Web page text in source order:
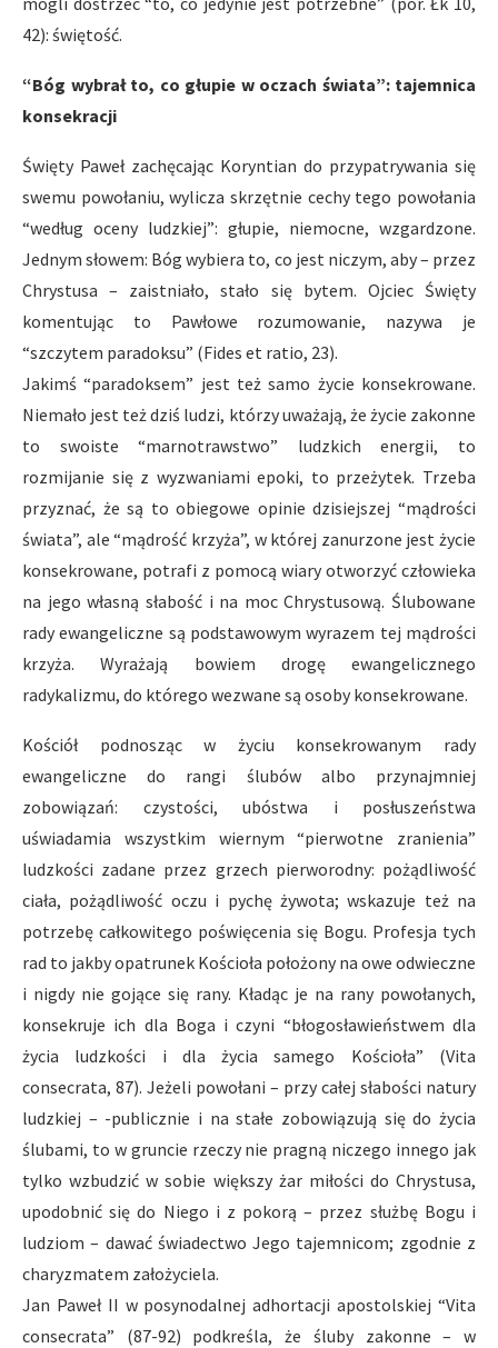
42): świętość.
“Bóg wybrał to, co głupie w oczach świata”: tajemnica
konsekracji
Święty Paweł zachęcając Koryntian do przypatrywania się
swemu powołaniu, wylicza skrzętnie cechy tego powołania
“według oceny ludzkiej”: głupie, niemocne, wzgardzone.
Jednym słowem: Bóg wybiera to, co jest niczym, aby – przez
Chrystusa – zaistniało, stało się bytem. Ojciec Święty
komentując to Pawłowe rozumowanie, nazywa je
“szczytem paradoksu” (Fides et ratio, 23).
Jakimś “paradoksem” jest też samo życie konsekrowane.
Niemało jest też dziś ludzi, którzy uważają, że życie zakonne
to swoiste “marnotrawstwo” ludzkich energii, to
rozmijanie się z wyzwaniami epoki, to przeżytek. Trzeba
przyznać, że są to obiegowe opinie dzisiejszej “mądrości
świata”, ale “mądrość krzyża”, w której zanurzone jest życie
konsekrowane, potrafi z pomocą wiary otworzyć człowieka
na jego własną słabość i na moc Chrystusową. Ślubowane
rady ewangeliczne są podstawowym wyrazem tej mądrości
krzyża. Wyrażają bowiem drogę ewangelicznego
radykalizmu, do którego wezwane są osoby konsekrowane.
Kościół podnosząc w życiu konsekrowanym rady
ewangeliczne do rangi ślubów albo przynajmniej
zobowiązań: czystości, ubóstwa i posłuszeństwa
uświadamia wszystkim wiernym “pierwotne zranienia”
ludzkości zadane przez grzech pierworodny: pożądliwość
ciała, pożądliwość oczu i pychę żywota; wskazuje też na
potrzebę całkowitego poświęcenia się Bogu. Profesja tych
rad to jakby opatrunek Kościoła położony na owe odwieczne
i nigdy nie gojące się rany. Kładąc je na rany powołanych,
konsekruje ich dla Boga i czyni “błogosławieństwem dla
życia ludzkości i dla życia samego Kościoła” (Vita
consecrata, 87). Jeżeli powołani – przy całej słabości natury
ludzkiej – -publicznie i na stałe zobowiązują się do życia
ślubami, to w gruncie rzeczy nie pragną niczego innego jak
tylko wzbudzić w sobie większy żar miłości do Chrystusa,
upodobnić się do Niego i z pokorą – przez służbę Bogu i
ludziom – dawać świadectwo Jego tajemnicom; zgodnie z
charyzmatem założyciela.
Jan Paweł II w posynodalnej adhortacji apostolskiej “Vita
consecrata” (87-92) podkreśla, że śluby zakonne – w